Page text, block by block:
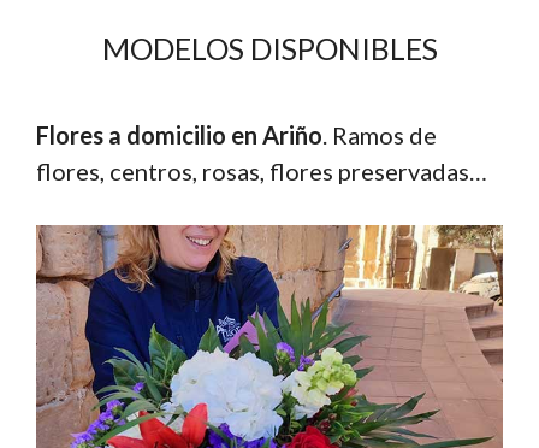
MODELOS DISPONIBLES
Flores a domicilio en Ariño . Ramos de
flores, centros, rosas, flores preservadas…